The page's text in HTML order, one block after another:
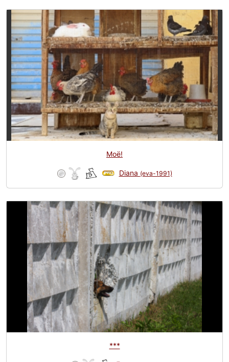
Моё!
Diana (eva-1991)
***